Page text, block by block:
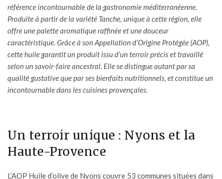
référence incontournable de la gastronomie méditerranéenne.
Produite à partir de la variété Tanche, unique à cette région, elle
offre une palette aromatique raffinée et une douceur
caractéristique. Grâce à son Appellation d’Origine Protégée (AOP),
cette huile garantit un produit issu d’un terroir précis et travaillé
selon un savoir-faire ancestral. Elle se distingue autant par sa
qualité gustative que par ses bienfaits nutritionnels, et constitue un
incontournable dans les cuisines provençales.
Un terroir unique : Nyons et la
Haute-Provence
L’AOP Huile d’olive de Nyons couvre 53 communes situées dans